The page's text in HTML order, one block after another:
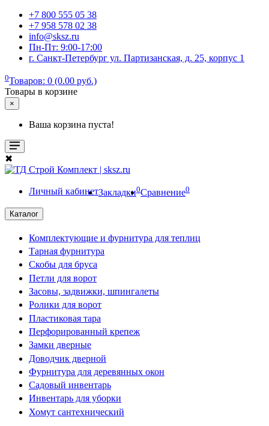
+7 800 555 05 38
+7 958 578 02 38
info@sksz.ru
Пн-Пт: 9:00-17:00
г. Санкт-Петербург ул. Партизанская, д. 25, корпус 1
0Товаров: 0 (0.00 руб.)
Товары в корзине
×
Ваша корзина пуста!
✖
Личный кабинетЗакладки0Сравнение0
Каталог
Комплектующие и фурнитура для теплиц
Тарная фурнитура
Скобы для бруса
Петли для ворот
Засовы, задвижки, шпингалеты
Ролики для ворот
Пластиковая тара
Перфорированный крепеж
Замки дверные
Доводчик дверной
Фурнитура для деревянных окон
Садовый инвентарь
Инвентарь для уборки
Хомут сантехнический